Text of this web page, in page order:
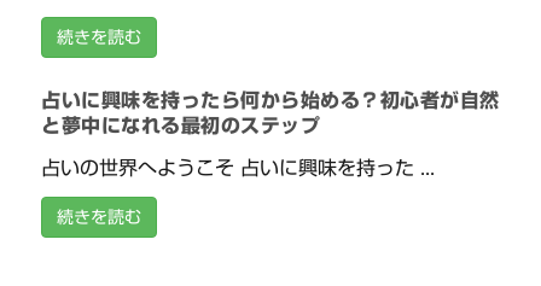
続きを読む
占いに興味を持ったら何から始める？初心者が自然
と夢中になれる最初のステップ
占いの世界へようこそ 占いに興味を持った ...
続きを読む